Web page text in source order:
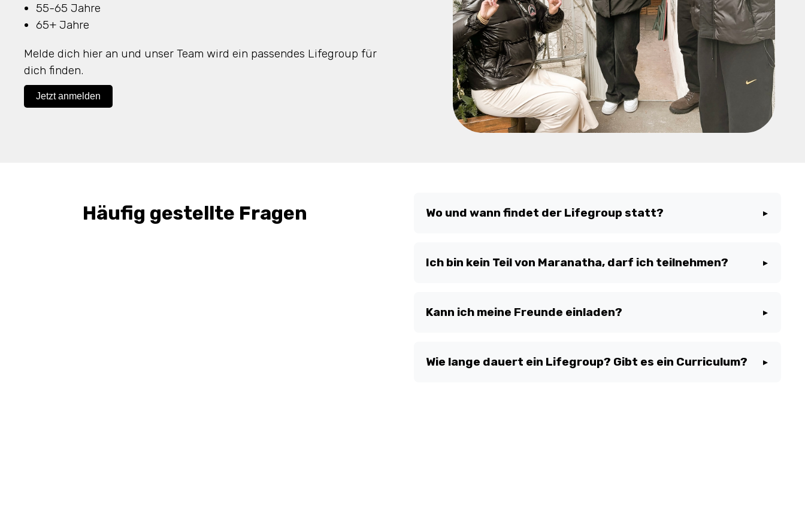
55-65 Jahre
65+ Jahre
Melde dich hier an und unser Team wird ein passendes Lifegroup für
dich finden.
Jetzt anmelden
Häufig gestellte Fragen Wo und wann findet der Lifegroup statt? ▼
Ort und Uhrzeit werden bei dem Follow-up bekannt gegeben.
Ich bin kein Teil von Maranatha, darf ich teilnehmen? ▼
ihre Homechurch zu sehen.
Kann ich meine Freunde einladen? ▼
Ausnahmefälle können jedoch mit dem Leiter besprochen werden.
Wie lange dauert ein Lifegroup? Gibt es ein Curriculum? ▼